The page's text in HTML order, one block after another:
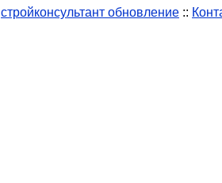
стройконсультант обновление ::